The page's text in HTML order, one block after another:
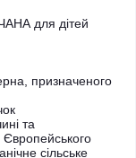
для дітей
призначеного
та
Європейського
сільське